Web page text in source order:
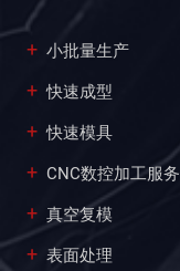
小批量生产
快速成型
快速模具
CNC数控加工服务
真空复模
表面处理